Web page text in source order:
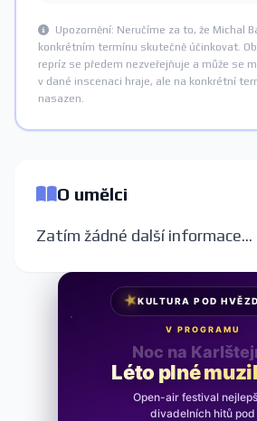
Upozornění: Neručíme za to, že Michal
konkrétním termínu skutečně účinkovat.
repríz se předem nezveřejňuje a může se
v dané inscenaci hraje, ale na konkrétní
nasazen.
O umělci
Zatím žádné další informace...
★KULTURA POD
V PROGRAMU
Noc na
Léto plné
Open-air festival
divadelních hitů pod